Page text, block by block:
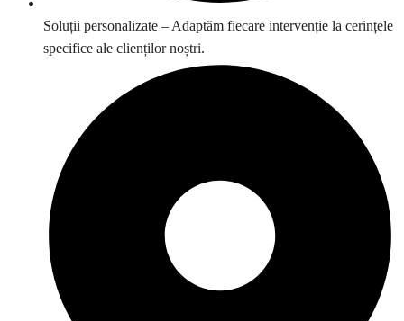
Soluții personalizate – Adaptăm fiecare intervenție la cerințele
specifice ale clienților noștri.